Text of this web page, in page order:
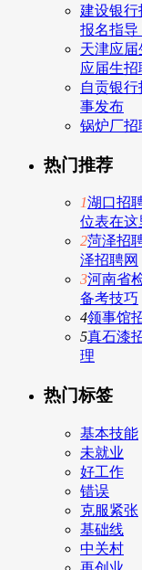
建设银行
报名指导
天津应
应届生招
自贡银
事发布
锅炉厂招
热门推荐
1湖口招
位表在这
2菏泽招
泽招聘网
3河南省
备考技巧
4领事馆
5真石漆
理
热门标签
基本技能
未就业
好工作
错误
克服紧张
基础线
中关村